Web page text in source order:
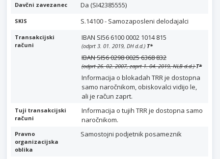
Davčni zavezanec Da (SI42385555)
SKIS S.14100 - Samozaposleni delodajalci
Transakcijski
računi
IBAN SI56 6100 0002 1014 815
(odprt 3. 01. 2019, DH d.d.) T*
IBAN SI56 0298 0025 6368 832
(odprt 26. 02. 2007, zaprt 1. 04. 2019, NLB d.d.)T*
Informacija o blokadah TRR je dostopna
samo naročnikom, obiskovalci vidijo le,
ali je račun zaprt.
Tuji transakcijski
računi
Informacija o tujih TRR je dostopna samo
naročnikom.
Pravno
organizacijska
oblika
Samostojni podjetnik posameznik